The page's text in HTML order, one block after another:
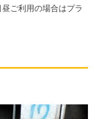
ご利用の場合はプラ